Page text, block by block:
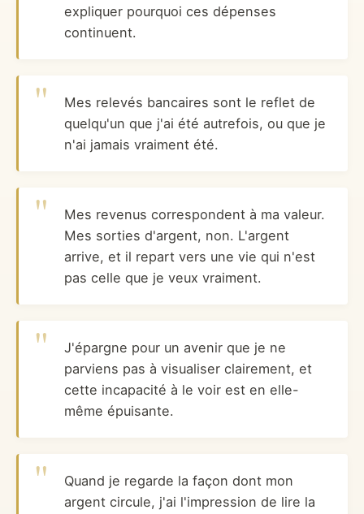
expliquer pourquoi ces dépenses
continuent.
Mes relevés bancaires sont le reflet de
quelqu'un que j'ai été autrefois, ou que je
n'ai jamais vraiment été.
Mes revenus correspondent à ma valeur.
Mes sorties d'argent, non. L'argent
arrive, et il repart vers une vie qui n'est
pas celle que je veux vraiment.
J'épargne pour un avenir que je ne
parviens pas à visualiser clairement, et
cette incapacité à le voir est en elle-
même épuisante.
Quand je regarde la façon dont mon
argent circule, j'ai l'impression de lire la